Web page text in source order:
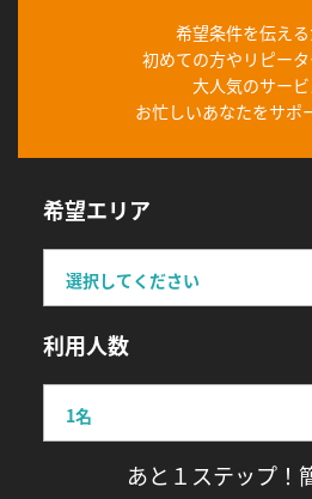
希望条件を伝える
初めての方やリピー
大人気のサービ
お忙しいあなたをサポ
希望エリア
利用人数
あと１ステップ！